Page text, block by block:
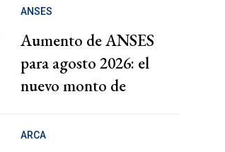
ANSES
Aumento de ANSES
para agosto 2026: el
nuevo monto de
pensiones
ARCA